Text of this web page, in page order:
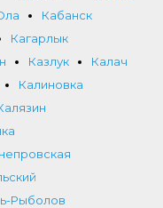
Кабанск
Кагарлык
Казлук
Калач
Калиновка
Рыболов